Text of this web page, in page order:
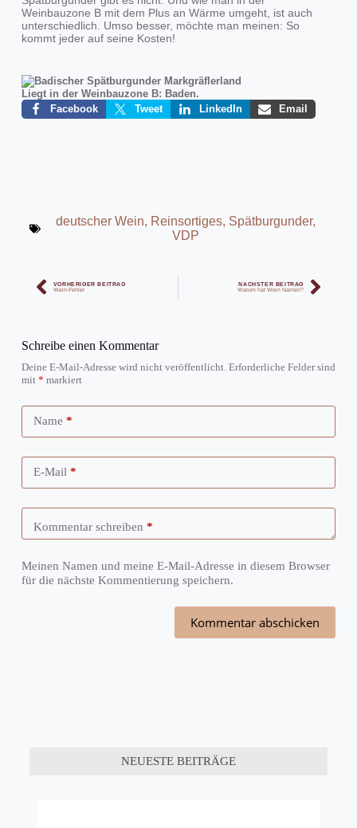
Weinbauzone B mit dem Plus an Wärme umgeht, ist auch
unterschiedlich. Umso besser, möchte man meinen: So
kommt jeder auf seine Kosten!
Liegt in der Weinbauzone B: Baden.
Facebook
Tweet LinkedIn Email
deutscher Wein, Reinsortiges, Spätburgunder,
VDP
VORHERIGER BEITRAG
Wein-Fehler
NÄCHSTER BEITRAG
Warum hat Wein Namen?
Schreibe einen Kommentar
Deine E-Mail-Adresse wird nicht veröffentlicht. Erforderliche Felder sind
mit * markiert
Name *
E-Mail *
Kommentar schreiben *
Meinen Namen und meine E-Mail-Adresse in diesem Browser
für die nächste Kommentierung speichern.
Kommentar abschicken
NEUESTE BEITRÄGE